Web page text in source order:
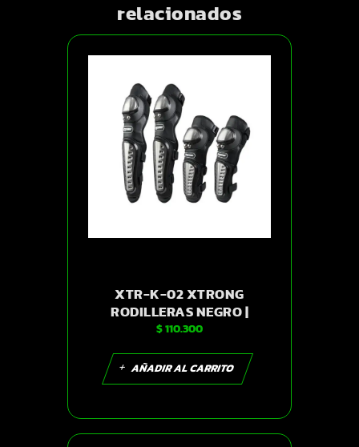
relacionados
XTR-K-02 XTRONG
RODILLERAS NEGRO |
SKU17270
$ 110.300
AÑADIR AL CARRITO